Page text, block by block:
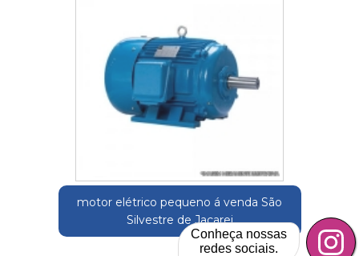
motor elétrico pequeno á venda São
Silvestre de Jacarei
Conheça nossas
redes sociais.